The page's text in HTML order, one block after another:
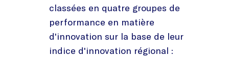
classées en quatre groupes de
performance en matière
d'innovation sur la base de leur
indice d'innovation régional :